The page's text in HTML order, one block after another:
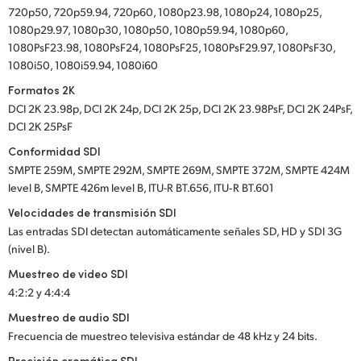
720p50, 720p59.94, 720p60, 1080p23.98, 1080p24, 1080p25,
1080p29.97, 1080p30, 1080p50, 1080p59.94, 1080p60,
1080PsF23.98, 1080PsF24, 1080PsF25, 1080PsF29.97, 1080PsF30,
1080i50, 1080i59.94, 1080i60
Formatos 2K
DCI 2K 23.98p, DCI 2K 24p, DCI 2K 25p, DCI 2K 23.98PsF, DCI 2K 24PsF,
DCI 2K 25PsF
Conformidad SDI
SMPTE 259M, SMPTE 292M, SMPTE 269M, SMPTE 372M, SMPTE 424M
level B, SMPTE 426m level B, ITU-R BT.656, ITU‑R BT.601
Velocidades de transmisión SDI
Las entradas SDI detectan automáticamente señales SD, HD y SDI 3G
(nivel B).
Muestreo de video SDI
4:2:2 y 4:4:4
Muestreo de audio SDI
Frecuencia de muestreo televisiva estándar de 48 kHz y 24 bits.